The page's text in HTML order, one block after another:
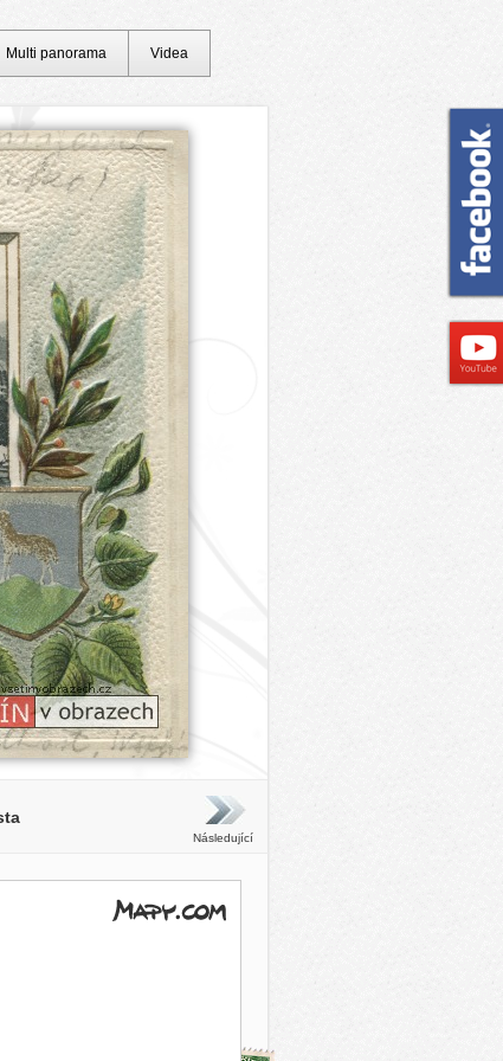
Následující
Multi panorama Videa